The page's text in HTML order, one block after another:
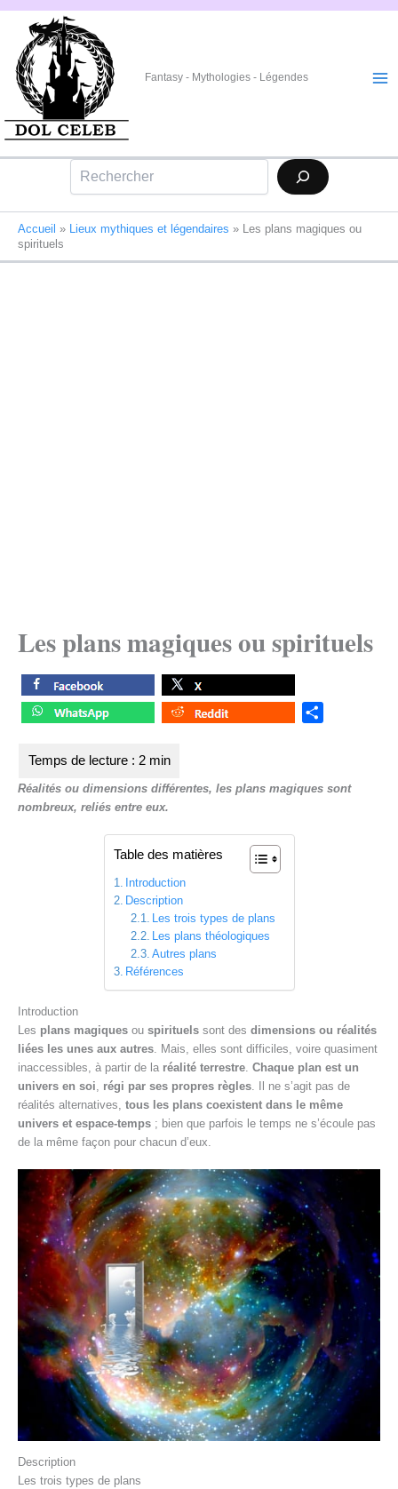
Aller
contenu
Fantasy - Mythologies - Légendes
Rechercher
Accueil » Lieux mythiques et légendaires » Les plans magiques ou
spirituels
Les plans magiques ou spirituels
e
Réalités ou dimensions différentes, les plans magiques sont
nombreux, reliés entre eux.
Table des matières
Introduction
Description
Les trois types de plans
Les plans théologiques
Autres plans
Références
Introduction
Les plans magiques ou spirituels sont des dimensions ou réalités
liées les unes aux autres . Mais, elles sont difficiles, voire quasiment
inaccessibles, à partir de la réalité terrestre Chaque plan est un
univers en soi
régi par ses propres règles . Il ne s’agit pas de
réalités alternatives, tous les plans coexistent dans le même
univers et espace-temps ; bien que parfois le temps ne s’écoule pas
de la même façon pour chacun d’eux.
Description
Les trois types de plans